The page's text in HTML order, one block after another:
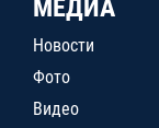
МЕДИА
Новости
Фото
Видео